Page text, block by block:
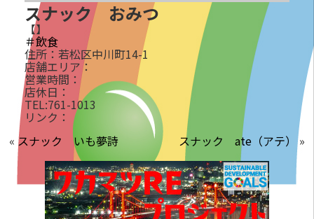
スナック おみつ
【】
＃飲食
住所：若松区中川町14-1
店舗エリア：
営業時間：
店休日：
TEL:761-1013
リンク：
« スナック いも夢詩 スナック ate（アテ） »